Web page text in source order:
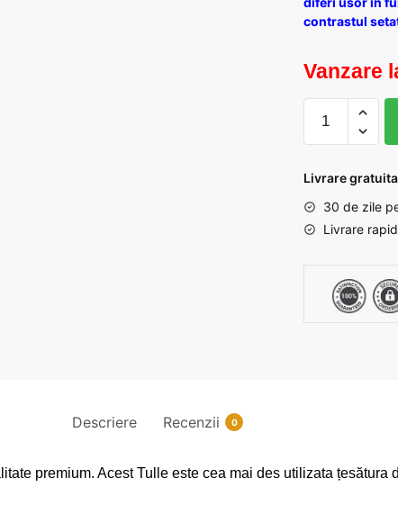
contrastul
Vanzare
Cantitate
Tulle
premium
Alb
1.5M
Livrare
30 de zile
Livrare
Descriere Recenzii 0
premium. Acest Tulle este cea mai des utilizata țesătura